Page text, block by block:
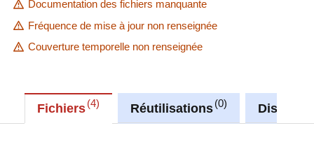
Documentation des fichiers manquante
Fréquence de mise à jour non renseignée
Couverture temporelle non renseignée
Fichiers 4 Réutilisations 0